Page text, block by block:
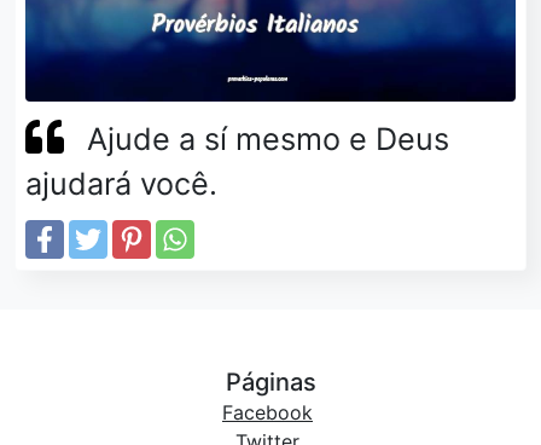
Ajude a sí mesmo e Deus
ajudará você.
Páginas
Facebook